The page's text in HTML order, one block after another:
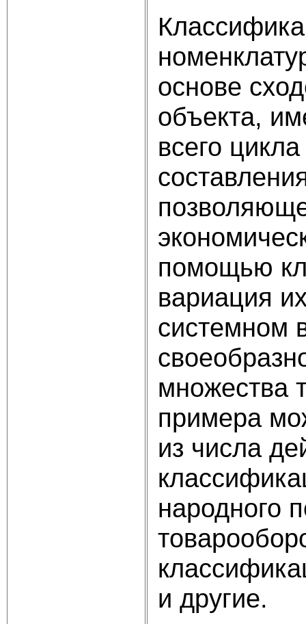
основе
объекта,
всего
помощью
вариация
системном
множества
примера
из числа
народного
и другие.